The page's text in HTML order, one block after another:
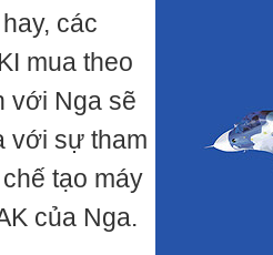
các
mua theo
với Nga sẽ
với sự tham
tạo máy
của Nga.